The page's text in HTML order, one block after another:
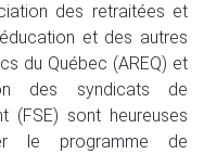
des retraitées et
et des autres
du Québec (AREQ) et
des syndicats de
(FSE) sont heureuses
le programme de